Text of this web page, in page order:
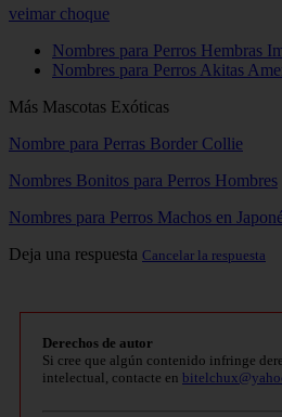
veimar choque
Nombres para Perros Hembras
Nombres para Perros Akitas
Más Mascotas Exóticas
Nombre para Perras Border Collie
Nombres Bonitos para Perros Hombres
Nombres para Perros Machos en
Deja una respuesta Cancelar la respuesta
Derechos de autor
Si cree que algún contenido infringe
intelectual, contacte en